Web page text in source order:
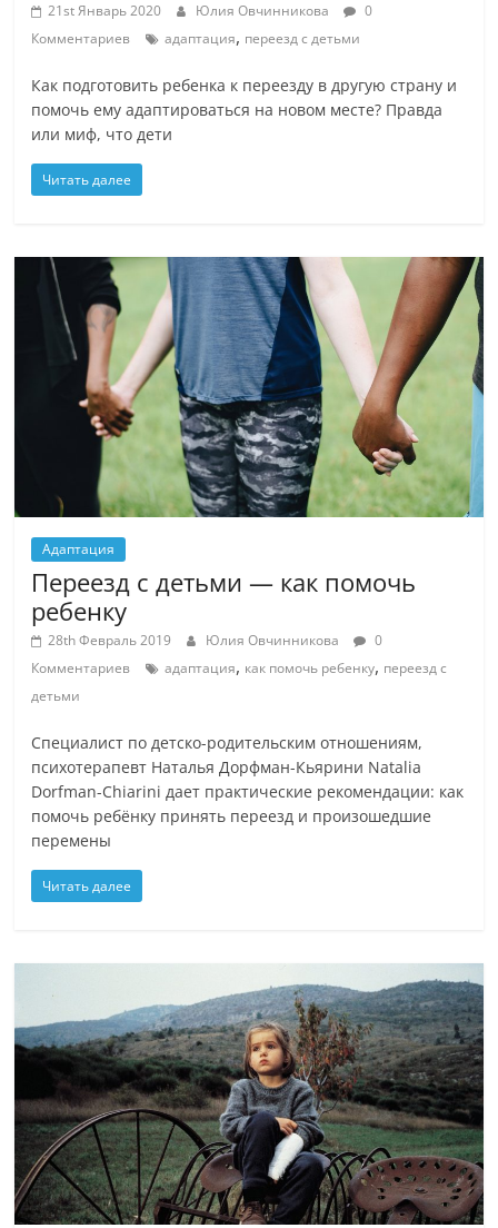
21st Январь 2020 Юлия Овчинникова
0
Комментариев
адаптация, переезд с детьми
Как подготовить ребенка к переезду в другую страну и
помочь ему адаптироваться на новом месте? Правда
или миф, что дети
Читать далее
Адаптация
Переезд с детьми — как помочь
ребенку
28th Февраль 2019 Юлия Овчинникова
0
Комментариев
адаптация, как помочь ребенку, переезд с
детьми
Специалист по детско-родительским отношениям,
психотерапевт Наталья Дорфман-Кьярини Natalia
Dorfman-Chiarini дает практические рекомендации: как
помочь ребёнку принять переезд и произошедшие
перемены
Читать далее